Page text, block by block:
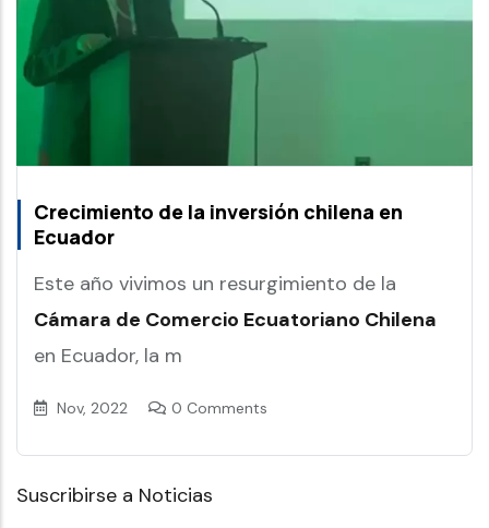
Crecimiento de la inversión chilena en
Ecuador
Este año vivimos un resurgimiento de la
Cámara de Comercio Ecuatoriano Chilena
en Ecuador, la m
Nov, 2022 0 Comments
Suscribirse a Noticias